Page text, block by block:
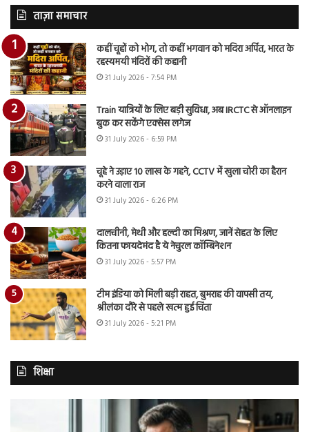
ताज़ा समाचार
कहीं चूहों को भोग, तो कहीं भगवान को मदिरा अर्पित, भारत के
रहस्यमयी मंदिरों की कहानी
31 July 2026 - 7:54 PM
Train यात्रियों के लिए बड़ी सुविधा, अब IRCTC से ऑनलाइन
बुक कर सकेंगे एक्सेस लगेज
31 July 2026 - 6:59 PM
चूहे ने उड़ाए 10 लाख के गहने, CCTV में खुला चोरी का हैरान
करने वाला राज
31 July 2026 - 6:26 PM
दालचीनी, मेथी और हल्दी का मिश्रण, जानें सेहत के लिए
कितना फायदेमंद है ये नेचुरल कॉम्बिनेशन
31 July 2026 - 5:57 PM
टीम इंडिया को मिली बड़ी राहत, बुमराह की वापसी तय,
श्रीलंका दौरे से पहले खत्म हुई चिंता
31 July 2026 - 5:21 PM
शिक्षा